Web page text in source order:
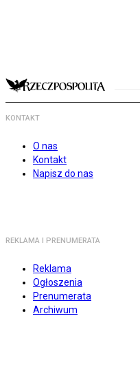
KONTAKT
O nas
Kontakt
Napisz do nas
REKLAMA I PRENUMERATA
Reklama
Ogłoszenia
Prenumerata
Archiwum